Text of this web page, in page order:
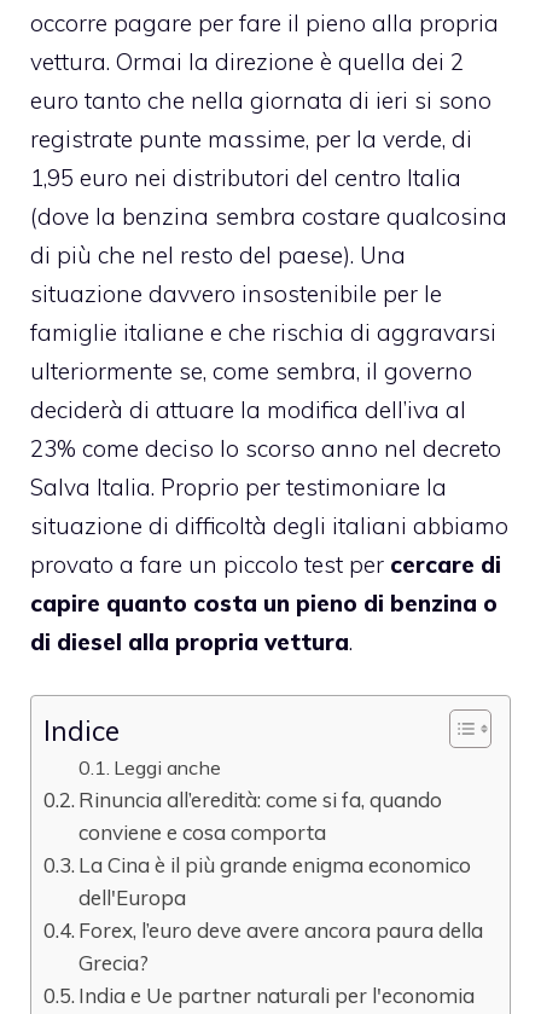
occorre pagare per fare il pieno alla propria
vettura. Ormai la direzione è quella dei 2
euro tanto che nella giornata di ieri si sono
registrate punte massime, per la verde, di
1,95 euro nei distributori del centro Italia
(dove la benzina sembra costare qualcosina
di più che nel resto del paese). Una
situazione davvero insostenibile per le
famiglie italiane e che rischia di aggravarsi
ulteriormente se, come sembra, il governo
deciderà di attuare la modifica dell’iva al
23% come deciso lo scorso anno nel decreto
Salva Italia. Proprio per testimoniare la
situazione di difficoltà degli italiani abbiamo
provato a fare un piccolo test per cercare di
capire quanto costa un pieno di benzina o
di diesel alla propria vettura.
Indice
Leggi anche
Rinuncia all’eredità: come si fa, quando
conviene e cosa comporta
La Cina è il più grande enigma economico
dell'Europa
Forex, l’euro deve avere ancora paura della
Grecia?
India e Ue partner naturali per l'economia